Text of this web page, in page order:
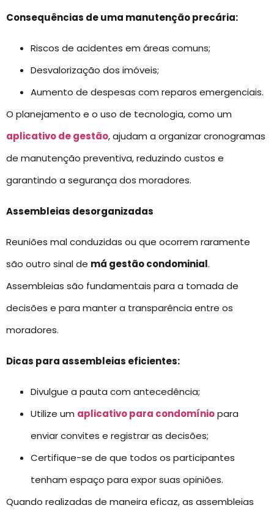
Consequências de uma manutenção precária:
Riscos de acidentes em áreas comuns;
Desvalorização dos imóveis;
Aumento de despesas com reparos emergenciais.
O planejamento e o uso de tecnologia, como um
aplicativo de gestão, ajudam a organizar cronogramas
de manutenção preventiva, reduzindo custos e
garantindo a segurança dos moradores.
Assembleias desorganizadas
Reuniões mal conduzidas ou que ocorrem raramente
são outro sinal de má gestão condominial.
Assembleias são fundamentais para a tomada de
decisões e para manter a transparência entre os
moradores.
Dicas para assembleias eficientes:
Divulgue a pauta com antecedência;
Utilize um aplicativo para condomíniopara
enviar convites e registrar as decisões;
Certifique-se de que todos os participantes
tenham espaço para expor suas opiniões.
Quando realizadas de maneira eficaz, as assembleias